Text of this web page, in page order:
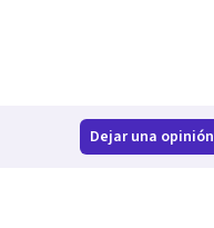
Dejar una opinión